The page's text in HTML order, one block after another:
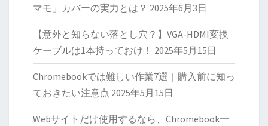
マモ」カバーの実力とは？ 2025年6月3日
【意外と知らない落とし穴？】VGA-HDMI変換
ケーブルは1本持っておけ！ 2025年5月15日
Chromebookでは難しい作業7選｜購入前に知っ
ておきたい注意点 2025年5月15日
Webサイトだけ使用するなら、Chromebook一